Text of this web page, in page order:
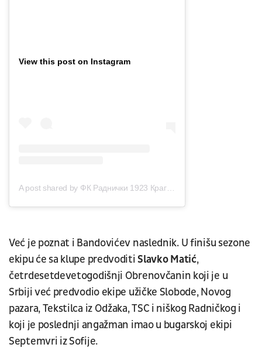
View this post on Instagram
A post shared by ФК Раднички 1923 Крагујевац (@fkradnicki1923kg)
Već je poznat i Bandovićev naslednik. U finišu sezone
ekipu će sa klupe predvoditiSlavko Matić,
četrdesetdevetogodišnji Obrenovčanin koji je u
Srbiji već predvodio ekipe užičke Slobode, Novog
pazara, Tekstilca iz Odžaka, TSC i niškog Radničkog i
koji je poslednji angažman imao u bugarskoj ekipi
Septemvri iz Sofije.